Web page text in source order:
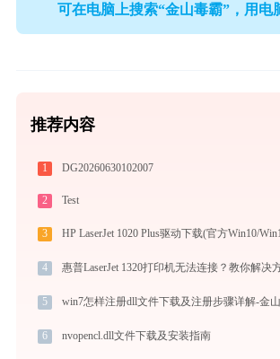
可在电脑上搜索“金山毒霸”，用电
推荐内容
1 DG20260630102007
2 Test
3 HP LaserJet 1020 Plus驱动下载(官方Win10/
4
5 win7怎样注册dll文件下载及注册步骤详解-金
6 nvopencl.dll文件下载及安装指南